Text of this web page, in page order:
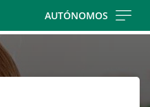
contentt
AUTÓNOMOS